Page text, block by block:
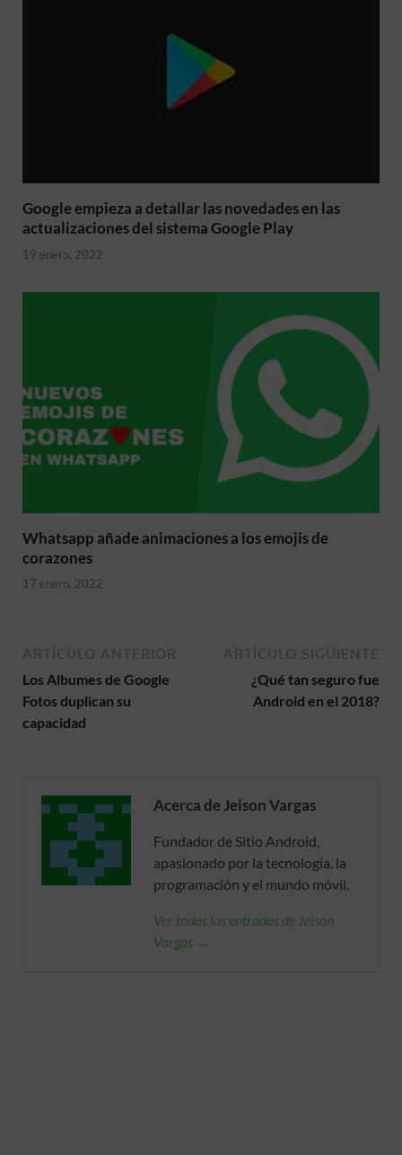
Google empieza a detallar las novedades en las
actualizaciones del sistema Google Play
19 enero, 2022
Whatsapp añade animaciones a los emojis de
corazones
17 enero, 2022
ARTÍCULO ANTERIOR
Los Albumes de Google
Fotos duplican su
capacidad
ARTÍCULO SIGUIENTE
¿Qué tan seguro fue
Android en el 2018?
Acerca de Jeison Vargas
Fundador de Sitio Android,
apasionado por la tecnología, la
programación y el mundo móvil.
Ver todas las entradas de Jeison
Vargas →